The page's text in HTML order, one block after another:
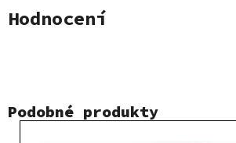
Hodnocení
Podobné produkty